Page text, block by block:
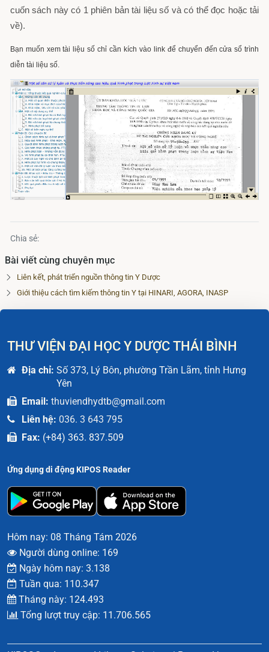
cuốn sách này có 1 phiên bản tài liệu số và có thể đọc hoặc tải
về).
Bạn muốn xem tài liệu số chỉ cần kích vào link để chuyển đến cửa sổ trình
diễn tài liệu số.
Chia sẻ:
Bài viết cùng chuyên mục
Liên kết, phát triển nguồn thông tin Y Dược
Giới thiệu cách tìm kiếm thông tin Y tại HINARI, AGORA, INASP
THƯ VIỆN ĐẠI HỌC Y DƯỢC THÁI BÌNH
Địa chỉ: Số 373, Lý Bôn, phường Trần Lãm, tỉnh Hưng
Yên
Email: thuviendhydtb@gmail.com
Liên hệ: 036. 3 643 795
Fax: (+84) 363. 837.509
Ứng dụng di động KIPOS Reader
Hôm nay: 08 Tháng Tám 2026
Người dùng online: 169
Ngày hôm nay: 3.138
Tuần qua: 110.347
Tháng này: 124.493
Tổng lượt truy cập: 11.706.565